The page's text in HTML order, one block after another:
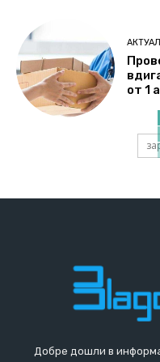
от 1
Добре дошли в